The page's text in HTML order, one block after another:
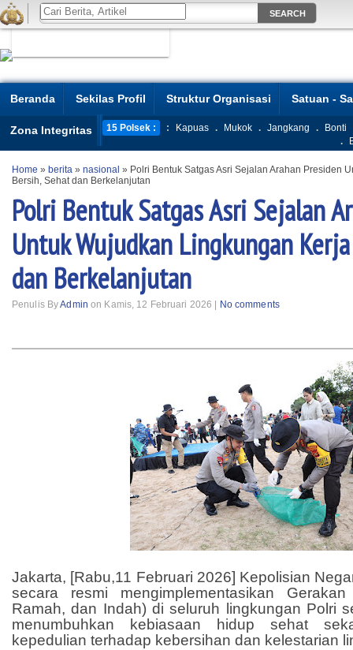
Beranda Sekilas Profil Struktur Organisasi Satuan -
Zona Integritas 15 Polsek : : Kapuas . Mukok . Jangkang .
Bonti
.
Home » berita » nasional » Polri Bentuk Satgas Asri Sejalan Arahan Presiden
Bersih, Sehat dan Berkelanjutan
Polri Bentuk Satgas Asri Sejalan
Untuk Wujudkan Lingkungan
dan Berkelanjutan
Penulis ByAdmin on Kamis, 12 Februari 2026 | No comments
Jakarta, [Rabu,11 Februari 2026] Kepolisian
secara resmi mengimplementasikan
Ramah, dan Indah) di seluruh lingkungan Polri
menumbuhkan kebiasaan hidup sehat
kepedulian terhadap kebersihan dan kelestarian